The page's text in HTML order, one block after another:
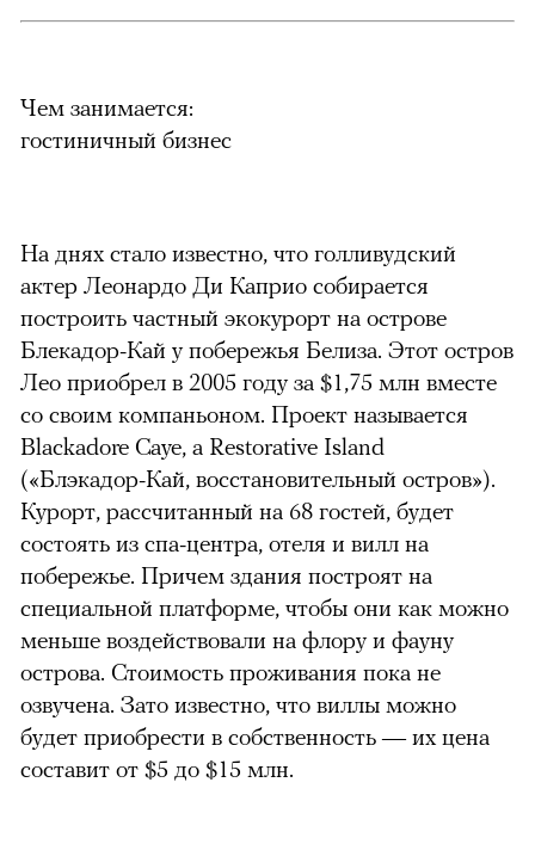
Чем занимается:
гостиничный бизнес
На днях стало известно, что голливудский
актер Леонардо Ди Каприо собирается
построить частный экокурорт на острове
Блекадор-Кай у побережья Белиза. Этот остров
Лео приобрел в 2005 году за $1,75 млн вместе
со своим компаньоном. Проект называется
Blackadore Caye, a Restorative Island
(«Блэкадор-Кай, восстановительный остров»).
Курорт, рассчитанный на 68 гостей, будет
состоять из спа-центра, отеля и вилл на
побережье. Причем здания построят на
специальной платформе, чтобы они как можно
меньше воздействовали на флору и фауну
острова. Стоимость проживания пока не
озвучена. Зато известно, что виллы можно
будет приобрести в собственность — их цена
составит от $5 до $15 млн.